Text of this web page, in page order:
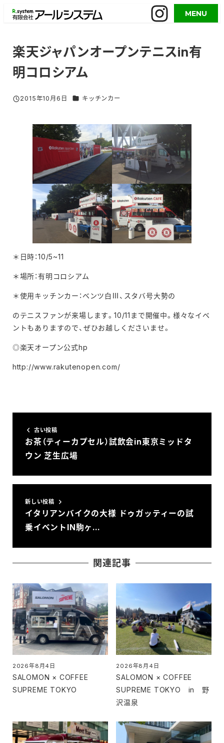
MENU
楽天ジャパンオープンテニスin有
明コロシアム
投稿日
2015年10月6日 グルメイベント／活用事例 カテゴリー
キッチンカー
＊日時：10/5~11
＊場所：有明コロシアム
＊使用キッチンカー：ベンツ白Ⅲ、スタバ号大勢の
のテニスファンが来場します。10/11まで開催中。様々なイベ
ントもありますので、ぜひお越しくださいませ。
◎楽天オープン公式hp
http://www.rakutenopen.com/
古い投稿
お茶（ティーカプセル）試飲会in東京ミッドタ
ウン 芝生広場
新しい投稿
イタリアンバイクの大様 ドゥガッティーの試
乗イベントIN駒ヶ…
関連記事
SALOMON × COFFEE
SUPREME TOKYO
2026年8月4日
SALOMON × COFFEE
SUPREME TOKYO in 野
沢温泉
2026年8月4日